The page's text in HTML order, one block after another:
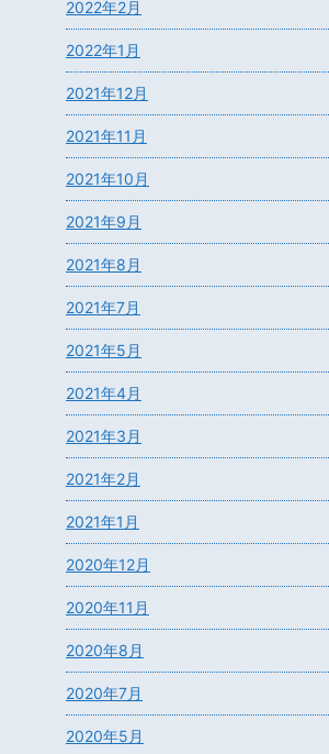
2022年2月
2022年1月
2021年12月
2021年11月
2021年10月
2021年9月
2021年8月
2021年7月
2021年5月
2021年4月
2021年3月
2021年2月
2021年1月
2020年12月
2020年11月
2020年8月
2020年7月
2020年5月